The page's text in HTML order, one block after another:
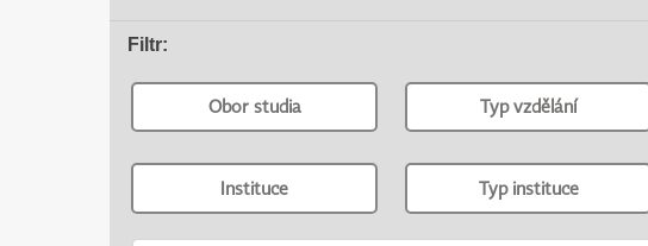
Filtr:
Obor studia Typ vzdělání
Instituce Typ instituce